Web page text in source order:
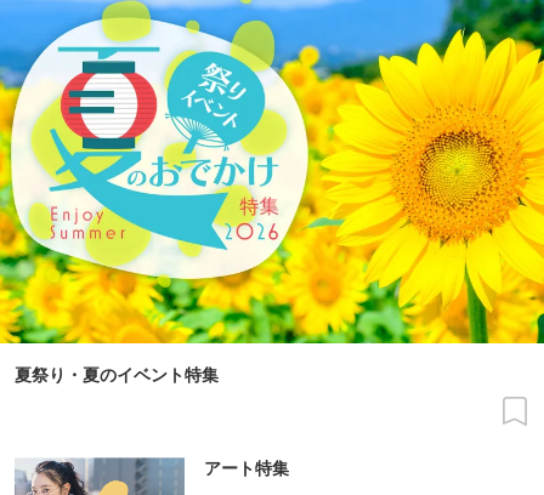
夏祭り・夏のイベント特集
アート特集